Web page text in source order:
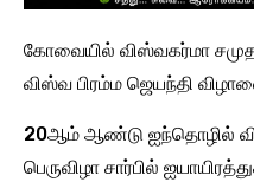
கோவையில் விஸ்வகர்மா
விஸ்வ பிரம்ம ஜெயந்தி
20ஆம் ஆண்டு ஐந்தொழில்
பெருவிழா சார்பில்